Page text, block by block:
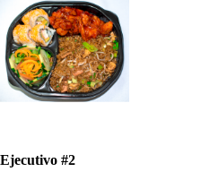
Ejecutivo #2